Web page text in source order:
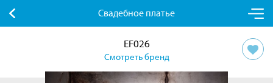
Свадебное платье
EF026
Смотреть бренд